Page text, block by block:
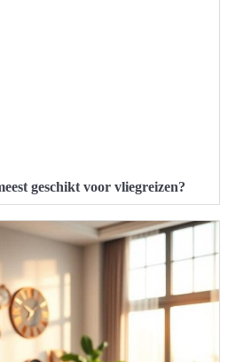
geschikt voor vliegreizen?